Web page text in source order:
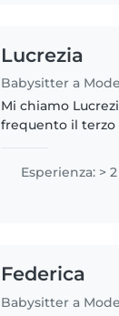
Lucrezia
Babysitter a
Mi chiamo
frequento il terzo
Primaria presso
abilitante per
dell'infanzia e
Esperienza: >
Federica
Babysitter a